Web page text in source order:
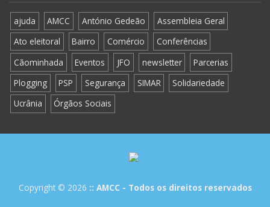
ajuda AMCC António Gedeão
Assembleia Geral
Ato eleitoral
Bairro Comércio
Conferências
Cãominhada
Eventos JFO newsletter
Parcerias
Plogging
PSP Segurança SIMAR
Solidariedade
Ucrânia
Órgãos Sociais
Copyright © 2026 :: AMCC - Todos os direitos reservados